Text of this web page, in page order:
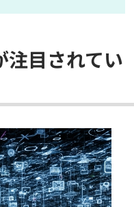
注目されてい